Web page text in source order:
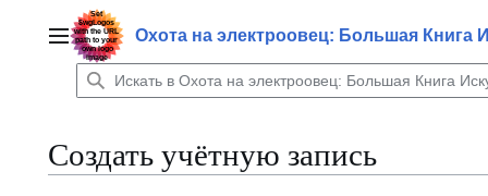
содержаниюГлавное менюОхота на электроовец: Большая Книга
Создать учётную запись